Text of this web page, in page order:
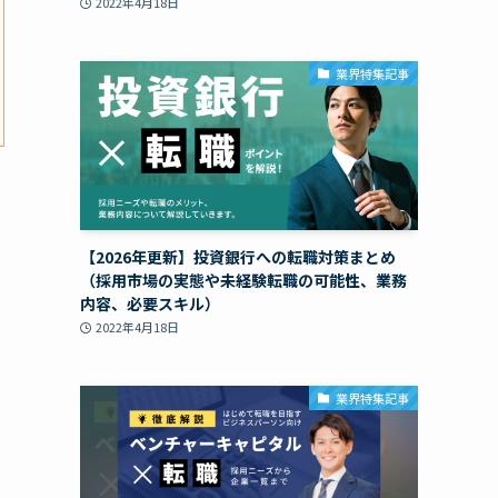
業界特集記事
【2026年更新】投資銀行への転職対策まとめ
（採用市場の実態や未経験転職の可能性、業務
内容、必要スキル）
2022年4月18日
業界特集記事